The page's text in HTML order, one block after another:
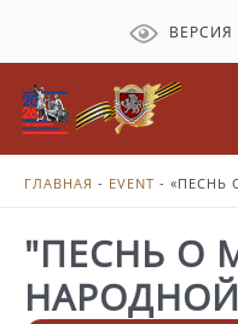
содержимому
ГЛАВНАЯ - EVENT - «ПЕСНЬ
"ПЕСНЬ О